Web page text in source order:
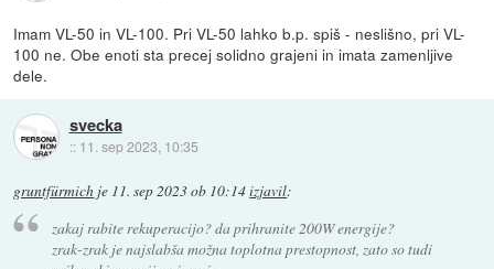
Imam VL-50 in VL-100. Pri VL-50 lahko b.p. spiš - neslišno, pri VL-
100 ne. Obe enoti sta precej solidno grajeni in imata zamenljive
dele.
svecka
:: 11. sep 2023, 10:35
gruntfürmich je 11. sep 2023 ob 10:14izjavil:
zakaj rabite rekuperacijo? da prihranite 200W energije?
zrak-zrak je najslabša možna toplotna prestopnost, zato so tudi